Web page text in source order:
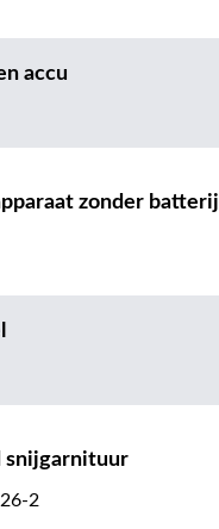
accu
zonder batterij
snijgarnituur
2